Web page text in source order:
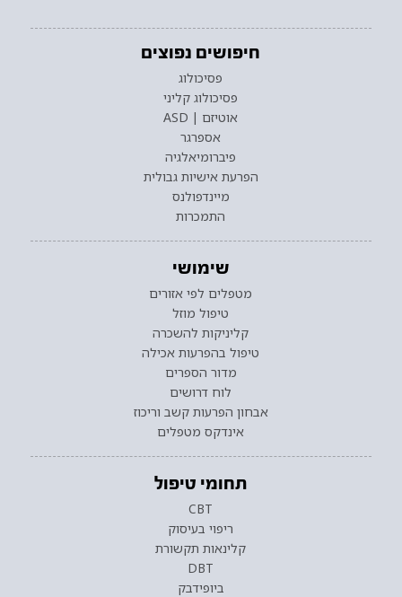
חיפושים נפוצים
פסיכולוג
פסיכולוג קליני
אוטיזם | ASD
אספרגר
פיברומיאלגיה
הפרעת אישיות גבולית
מיינדפולנס
התמכרות
שימושי
מטפלים לפי אזורים
טיפול מוזל
קליניקות להשכרה
טיפול בהפרעות אכילה
מדור הספרים
לוח דרושים
אבחון הפרעות קשב וריכוז
אינדקס מטפלים
תחומי טיפול
CBT
ריפוי בעיסוק
קלינאות תקשורת
DBT
ביופידבק